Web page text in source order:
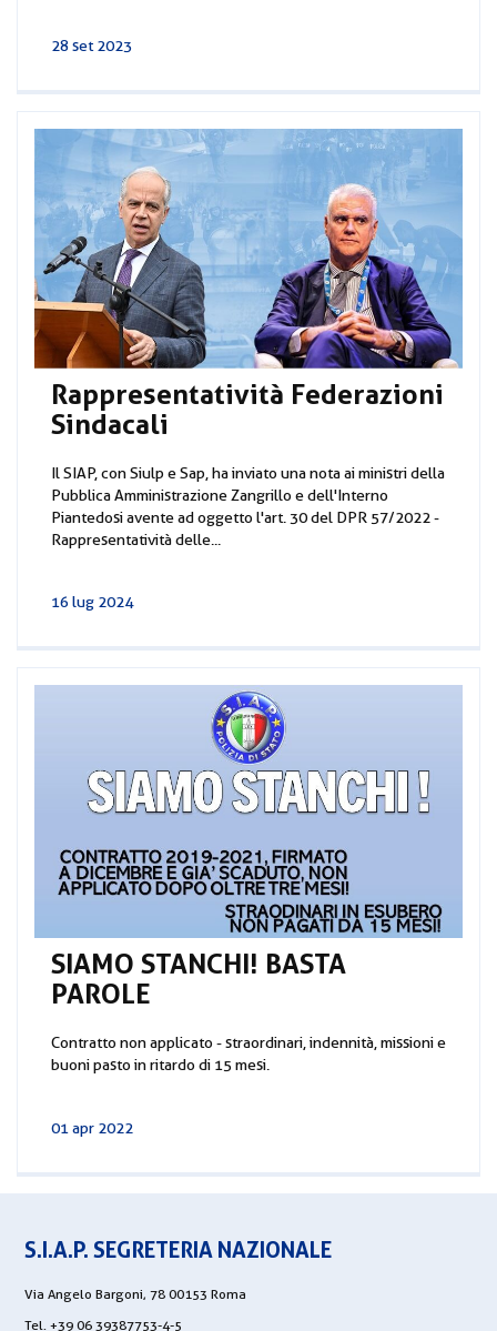
28 set 2023
Rappresentatività Federazioni
Sindacali
Il SIAP, con Siulp e Sap, ha inviato una nota ai ministri della
Pubblica Amministrazione Zangrillo e dell'Interno
Piantedosi avente ad oggetto l'art. 30 del DPR 57/2022 -
Rappresentatività delle...
16 lug 2024
SIAMO STANCHI! BASTA
PAROLE
Contratto non applicato - straordinari, indennità, missioni e
buoni pasto in ritardo di 15 mesi.
01 apr 2022
S.I.A.P. SEGRETERIA NAZIONALE
Via Angelo Bargoni, 78 00153 Roma
Tel. +39 06 39387753-4-5